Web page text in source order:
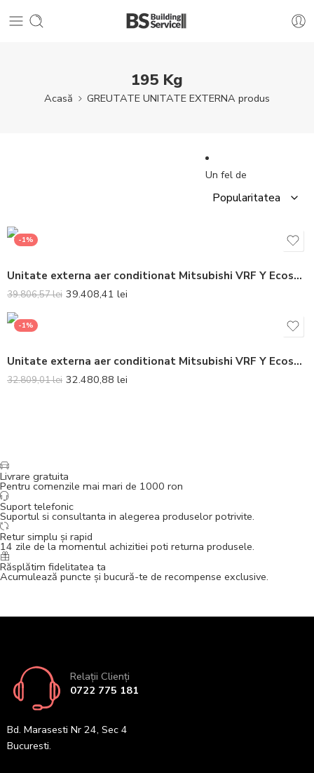
195 Kg
Acasă GREUTATE UNITATE EXTERNA produs
Un fel de
-1%
Unitate externa aer conditionat Mitsubishi VRF Y Ecostandard PUHY-P250YKA DC Inverter 10 CP
39.806,57lei 39.408,41 lei
-1%
Unitate externa aer conditionat Mitsubishi VRF Y Ecostandard PUHY-P200YKA DC Inverter 8 CP
32.809,01lei 32.480,88 lei
Livrare gratuita
Pentru comenzile mai mari de 1000 ron
Suport telefonic
Suportul si consultanta in alegerea produselor potrivite.
Retur simplu și rapid
14 zile de la momentul achizitiei poti returna produsele.
Răsplătim fidelitatea ta
Acumulează puncte și bucură-te de recompense exclusive.
Relații Clienți
0722 775 181
Bd. Marasesti Nr 24, Sec 4
Bucuresti.